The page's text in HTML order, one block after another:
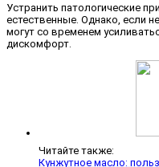
Устранить патологические
естественные. Однако, если
могут со временем
дискомфорт.
Читайте также:
Кунжутное масло: